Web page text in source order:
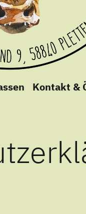
Kontakt &